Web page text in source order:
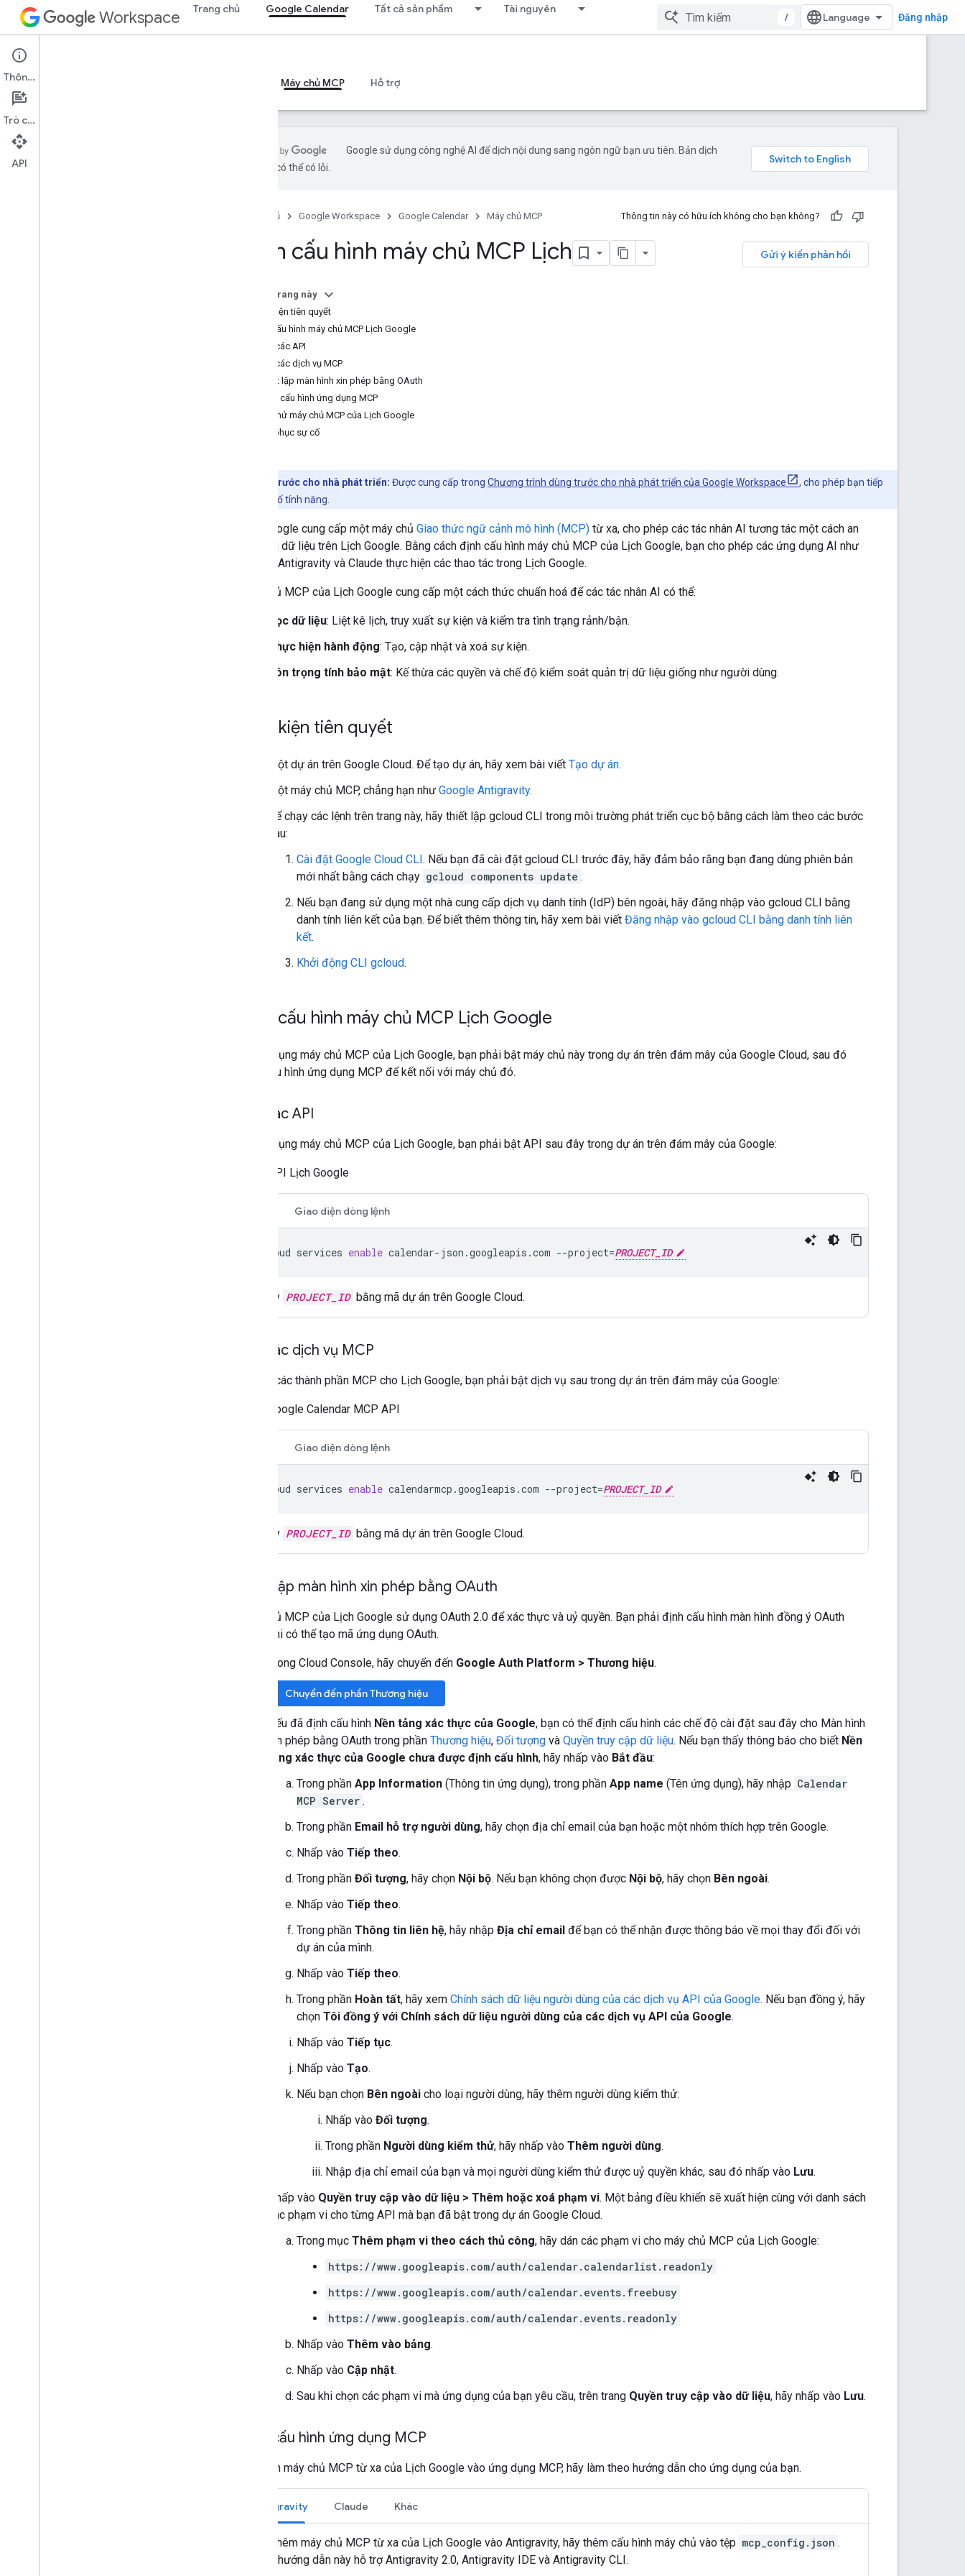
Workspace Trang chủ Google Calendar Tất cả sản phẩm Tài nguyên
/ Đăng nhập
Google Calendar
Tổng quan Máy chủ MCP Hỗ trợ
Google sử dụng công nghệ AI để dịch nội dung sang ngôn ngữ bạn ưu tiên. Bản dịch
bằng AI có thể có lỗi.
Trang chủ Google Workspace Google Calendar Máy chủ MCP Thông tin này có hữu ích không cho bạn không?
Gửi ý kiến phản hồi
Định cấu hình máy chủ MCP Lịch
Trên trang này
Điều kiện tiên quyết
Định cấu hình máy chủ MCP Lịch Google
Bật các API
Bật các dịch vụ MCP
Thiết lập màn hình xin phép bằng OAuth
Định cấu hình ứng dụng MCP
Kiểm thử máy chủ MCP của Lịch Google
Khắc phục sự cố
Bản dùng trước cho nhà phát triển: Được cung cấp trong Chương trình dùng trước cho nhà phát triển của Google Workspace
, cho phép bạn tiếp
cận sớm một số tính năng.
Lịch Google cung cấp một máy chủ Giao thức ngữ cảnh mô hình (MCP) từ xa, cho phép các tác nhân AI tương tác một cách an
toàn với dữ liệu trên Lịch Google. Bằng cách định cấu hình máy chủ MCP của Lịch Google, bạn cho phép các ứng dụng AI như
Google Antigravity và Claude thực hiện các thao tác trong Lịch Google.
Máy chủ MCP của Lịch Google cung cấp một cách thức chuẩn hoá để các tác nhân AI có thể:
Đọc dữ liệu: Liệt kê lịch, truy xuất sự kiện và kiểm tra tình trạng rảnh/bận.
Thực hiện hành động: Tạo, cập nhật và xoá sự kiện.
Tôn trọng tính bảo mật: Kế thừa các quyền và chế độ kiểm soát quản trị dữ liệu giống như người dùng.
Điều kiện tiên quyết
Một dự án trên Google Cloud. Để tạo dự án, hãy xem bài viết Tạo dự án.
Một máy chủ MCP, chẳng hạn như Google Antigravity.
Để chạy các lệnh trên trang này, hãy thiết lập gcloud CLI trong môi trường phát triển cục bộ bằng cách làm theo các bước
sau:
Cài đặt Google Cloud CLI. Nếu bạn đã cài đặt gcloud CLI trước đây, hãy đảm bảo rằng bạn đang dùng phiên bản
mới nhất bằng cách chạy gcloud components update .
Nếu bạn đang sử dụng một nhà cung cấp dịch vụ danh tính (IdP) bên ngoài, hãy đăng nhập vào gcloud CLI bằng
danh tính liên kết của bạn. Để biết thêm thông tin, hãy xem bài viết Đăng nhập vào gcloud CLI bằng danh tính liên
kết.
Khởi động CLI gcloud.
Định cấu hình máy chủ MCP Lịch Google
Để sử dụng máy chủ MCP của Lịch Google, bạn phải bật máy chủ này trong dự án trên đám mây của Google Cloud, sau đó
định cấu hình ứng dụng MCP để kết nối với máy chủ đó.
Bật các API
Để sử dụng máy chủ MCP của Lịch Google, bạn phải bật API sau đây trong dự án trên đám mây của Google:
API Lịch Google
Giao diện dòng lệnh
gcloud services enable calendar-json.googleapis.com --project=PROJECT_ID
Thay PROJECT_ID bằng mã dự án trên Google Cloud.
Bật các dịch vụ MCP
Để bật các thành phần MCP cho Lịch Google, bạn phải bật dịch vụ sau trong dự án trên đám mây của Google:
Google Calendar MCP API
Giao diện dòng lệnh
gcloud services enable calendarmcp.googleapis.com --project=PROJECT_ID
Thay PROJECT_ID bằng mã dự án trên Google Cloud.
Thiết lập màn hình xin phép bằng OAuth
Máy chủ MCP của Lịch Google sử dụng OAuth 2.0 để xác thực và uỷ quyền. Bạn phải định cấu hình màn hình đồng ý OAuth
trước khi có thể tạo mã ứng dụng OAuth.
Trong Cloud Console, hãy chuyển đến Google Auth Platform > Thương hiệu.
Chuyển đến phần Thương hiệu
Nếu đã định cấu hình Nền tảng xác thực của Google, bạn có thể định cấu hình các chế độ cài đặt sau đây cho Màn hình
xin phép bằng OAuth trong phần Thương hiệu, Đối tượng và Quyền truy cập dữ liệu. Nếu bạn thấy thông báo cho biết Nền
tảng xác thực của Google chưa được định cấu hình, hãy nhấp vào Bắt đầu:
Trong phần App Information (Thông tin ứng dụng), trong phần App name (Tên ứng dụng), hãy nhập Calendar
MCP Server .
Trong phần Email hỗ trợ người dùng, hãy chọn địa chỉ email của bạn hoặc một nhóm thích hợp trên Google.
Nhấp vào Tiếp theo.
Trong phần Đối tượng, hãy chọn Nội bộ. Nếu bạn không chọn được Nội bộ, hãy chọn Bên ngoài.
Nhấp vào Tiếp theo.
Trong phần Thông tin liên hệ, hãy nhập Địa chỉ email để bạn có thể nhận được thông báo về mọi thay đổi đối với
dự án của mình.
Nhấp vào Tiếp theo.
Trong phần Hoàn tất, hãy xem Chính sách dữ liệu người dùng của các dịch vụ API của Google. Nếu bạn đồng ý, hãy
chọn Tôi đồng ý với Chính sách dữ liệu người dùng của các dịch vụ API của Google.
Nhấp vào Tiếp tục.
Nhấp vào Tạo.
Nếu bạn chọn Bên ngoài cho loại người dùng, hãy thêm người dùng kiểm thử:
Nhấp vào Đối tượng.
Trong phần Người dùng kiểm thử, hãy nhấp vào Thêm người dùng.
Nhập địa chỉ email của bạn và mọi người dùng kiểm thử được uỷ quyền khác, sau đó nhấp vào Lưu.
Nhấp vào Quyền truy cập vào dữ liệu > Thêm hoặc xoá phạm vi. Một bảng điều khiển sẽ xuất hiện cùng với danh sách
các phạm vi cho từng API mà bạn đã bật trong dự án Google Cloud.
Trong mục Thêm phạm vi theo cách thủ công, hãy dán các phạm vi cho máy chủ MCP của Lịch Google:
https://www.googleapis.com/auth/calendar.calendarlist.readonly
https://www.googleapis.com/auth/calendar.events.freebusy
https://www.googleapis.com/auth/calendar.events.readonly
Nhấp vào Thêm vào bảng.
Nhấp vào Cập nhật.
Sau khi chọn các phạm vi mà ứng dụng của bạn yêu cầu, trên trang Quyền truy cập vào dữ liệu, hãy nhấp vào Lưu.
Định cấu hình ứng dụng MCP
Để thêm máy chủ MCP từ xa của Lịch Google vào ứng dụng MCP, hãy làm theo hướng dẫn cho ứng dụng của bạn.
Antigravity Claude Khác
Để thêm máy chủ MCP từ xa của Lịch Google vào Antigravity, hãy thêm cấu hình máy chủ vào tệp mcp_config.json .
Các hướng dẫn này hỗ trợ Antigravity 2.0, Antigravity IDE và Antigravity CLI.
Thông tin
Trò chuyện
API